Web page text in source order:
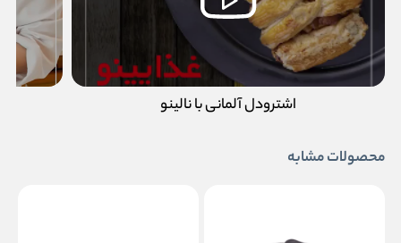
اشترودل آلمانی با نالینو
محصولات مشابه